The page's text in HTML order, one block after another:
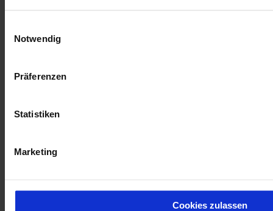
Notwendig
Präferenzen
Statistiken
Marketing
Cookies zulassen